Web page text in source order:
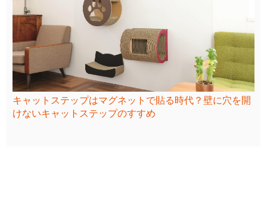
キャットステップはマグネットで貼る時代？壁に穴を開
けないキャットステップのすすめ